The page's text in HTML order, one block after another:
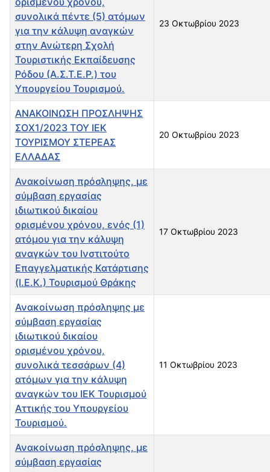
συνολικά πέντε (5) ατόμων
για την κάλυψη αναγκών
στην Ανώτερη Σχολή
Τουριστικής Εκπαίδευσης
Ρόδου (Α.Σ.Τ.Ε.Ρ.) του
Υπουργείου Τουρισμού.
23 Οκτωβρίου 2023
ΑΝΑΚΟΙΝΩΣΗ ΠΡΟΣΛΗΨΗΣ
ΣΟΧ1/2023 ΤΟΥ ΙΕΚ
ΤΟΥΡΙΣΜΟΥ ΣΤΕΡΕΑΣ
ΕΛΛΑΔΑΣ
20 Οκτωβρίου 2023
Ανακοίνωση πρόσληψης, με
σύμβαση εργασίας
ιδιωτικού δικαίου
ορισμένου χρόνου, ενός (1)
ατόμου για την κάλυψη
αναγκών του Ινστιτούτο
Επαγγελματικής Κατάρτισης
(Ι.Ε.Κ.) Τουρισμού Θράκης
17 Οκτωβρίου 2023
Ανακοίνωση πρόσληψης με
σύμβαση εργασίας
ιδιωτικού δικαίου
ορισμένου χρόνου,
συνολικά τεσσάρων (4)
ατόμων για την κάλυψη
αναγκών του ΙΕΚ Τουρισμού
Αττικής του Υπουργείου
Τουρισμού.
11 Οκτωβρίου 2023
Ανακοίνωση πρόσληψης, με
σύμβαση εργασίας